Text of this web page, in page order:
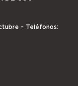
- Teléfonos: